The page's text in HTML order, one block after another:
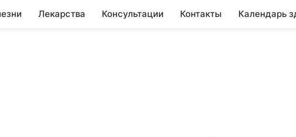
Лекарства Консультации Контакты Календарь